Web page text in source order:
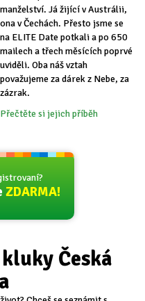
manželství. Já žijící v Austrálii,
ona v Čechách. Přesto jsme se
na ELITE Date potkali a po 650
mailech a třech měsících poprvé
uviděli. Oba náš vztah
považujeme za dárek z Nebe, za
zázrak.
Přečtěte si jejich příběh
ZDARMA!
Česká